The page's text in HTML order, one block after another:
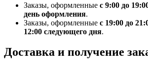
Заказы, оформленные с 9:00 до
день оформления.
Заказы, оформленные с 19:00 до
12:00 следующего дня.
Доставка и получение